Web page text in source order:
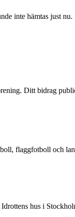
inte hämtas just nu.
Ditt bidrag
flaggfotboll och
hus i